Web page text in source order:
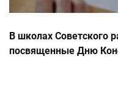
В школах Советского
посвященные Дню